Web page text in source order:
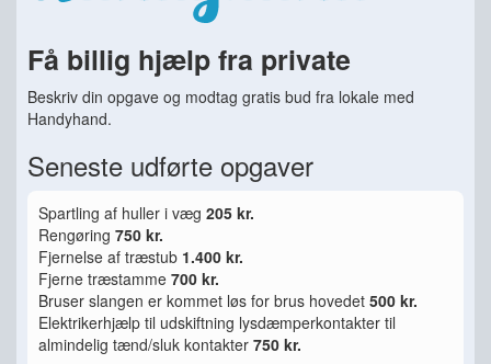
Få billig hjælp fra private
Beskriv din opgave og modtag gratis bud fra lokale med
Handyhand.
Seneste udførte opgaver
Spartling af huller i væg 205 kr.
Rengøring 750 kr.
Fjernelse af træstub 1.400 kr.
Fjerne træstamme 700 kr.
Bruser slangen er kommet løs for brus hovedet 500 kr.
Elektrikerhjælp til udskiftning lysdæmperkontakter til
almindelig tænd/sluk kontakter 750 kr.